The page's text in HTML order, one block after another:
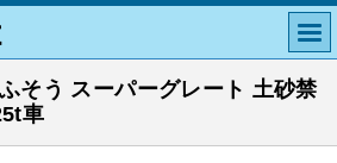
そう スーパーグレート 土砂禁
車